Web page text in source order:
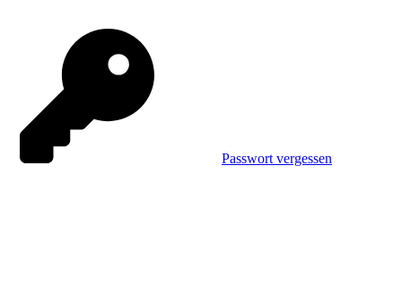
Passwort vergessen